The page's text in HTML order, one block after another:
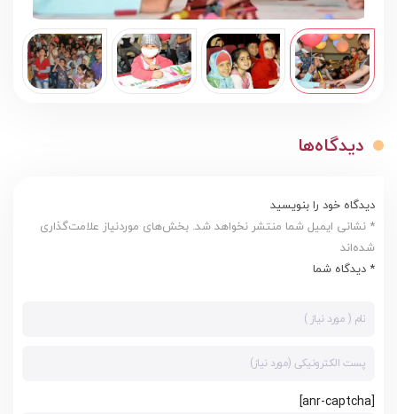
دیدگاه‌ها
دیدگاه خود را بنویسید
* نشانی ایمیل شما منتشر نخواهد شد. بخش‌های موردنیاز علامت‌گذاری
شده‌اند
* دیدگاه شما
[anr-captcha]